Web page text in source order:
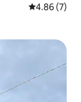
平均评分
4.86 (7)